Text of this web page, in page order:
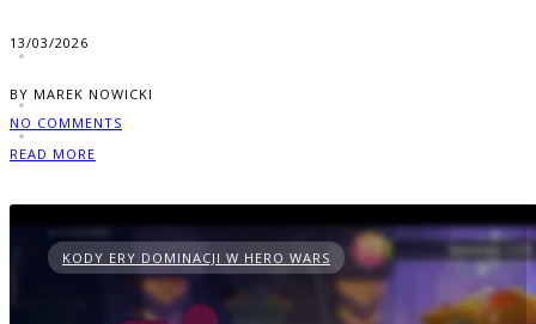
13/03/2026
BY MAREK NOWICKI
NO COMMENTS
READ MORE
KODY ERY DOMINACJI W HERO WARS